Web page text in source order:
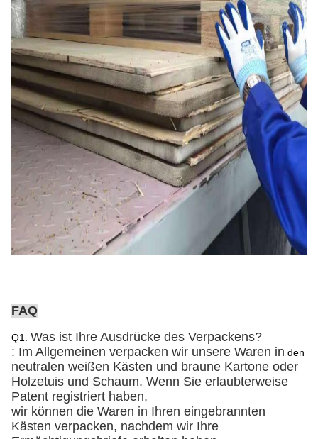
FAQ
Q1. Was ist Ihre Ausdrücke des Verpackens?
: Im Allgemeinen verpacken wir unsere Waren in den
neutralen weißen Kästen und braune Kartone oder
Holzetuis und Schaum. Wenn Sie erlaubterweise
Patent registriert haben,
wir können die Waren in Ihren eingebrannten
Kästen verpacken, nachdem wir Ihre